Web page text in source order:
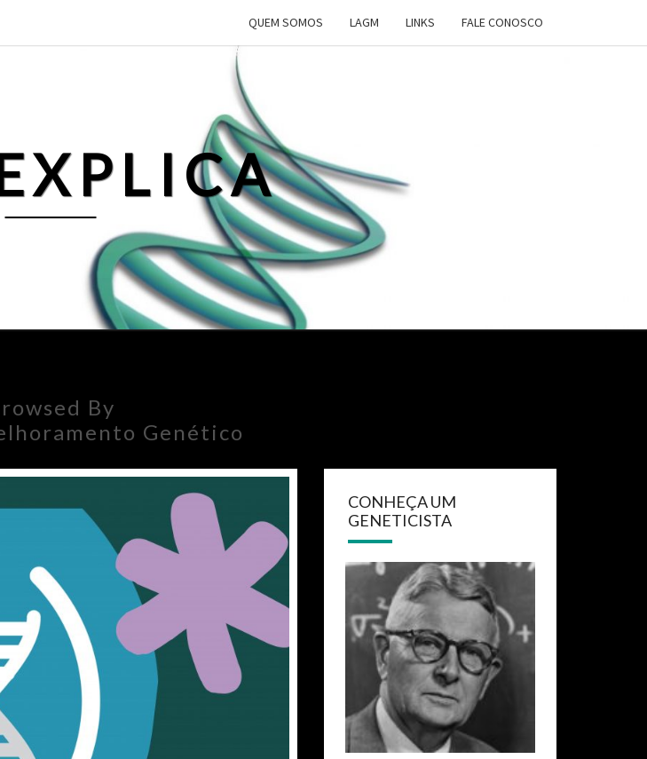
QUEM SOMOS LAGM LINKS FALE CONOSCO
By
Genético
CONHEÇA UM
GENETICISTA